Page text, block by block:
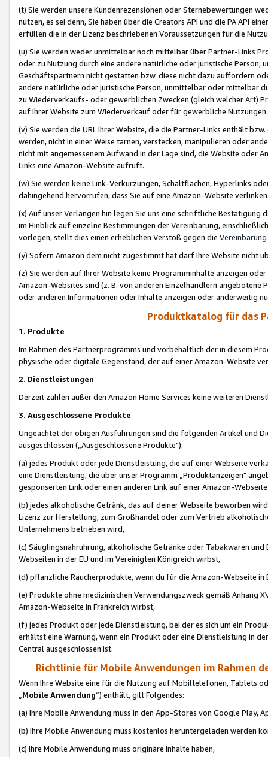
(t) Sie werden unsere Kundenrezensionen oder Sternebewertungen
nutzen, es sei denn, Sie haben über die Creators API und die PA API
erfüllen die in der Lizenz beschriebenen Voraussetzungen für die
(u) Sie werden weder unmittelbar noch mittelbar über Partner-Links
oder zu Nutzung durch eine andere natürliche oder juristische
Geschäftspartnern nicht gestatten bzw. diese nicht dazu auffordern
andere natürliche oder juristische Person, unmittelbar oder mittelbar
zu Wiederverkaufs- oder gewerblichen Zwecken (gleich welcher Art)
auf Ihrer Website zum Wiederverkauf oder für gewerbliche
(v) Sie werden die URL Ihrer Website, die die Partner-Links enthält
werden, nicht in einer Weise tarnen, verstecken, manipulieren oder
nicht mit angemessenem Aufwand in der Lage sind, die Website oder
Links eine Amazon-Website aufruft.
(w) Sie werden keine Link-Verkürzungen, Schaltflächen, Hyperlinks
dahingehend hervorrufen, dass Sie auf eine Amazon-Website
(x) Auf unser Verlangen hin legen Sie uns eine schriftliche
im Hinblick auf einzelne Bestimmungen der Vereinbarung,
vorlegen, stellt dies einen erheblichen Verstoß gegen die Vereinbarung
(y) Sofern Amazon dem nicht zugestimmt hat darf Ihre Website nicht
(z) Sie werden auf Ihrer Website keine Programminhalte anzeigen
Amazon-Websites sind (z. B. von anderen Einzelhändlern
oder anderen Informationen oder Inhalte anzeigen oder anderweitig
Produktkatalog für das
1. Produkte
Im Rahmen des Partnerprogramms und vorbehaltlich der in diesem
physische oder digitale Gegenstand, der auf einer Amazon-Website
2. Dienstleistungen
Derzeit zählen außer den Amazon Home Services keine weiteren
3. Ausgeschlossene Produkte
Ungeachtet der obigen Ausführungen sind die folgenden Artikel und
ausgeschlossen („Ausgeschlossene Produkte"):
(a) jedes Produkt oder jede Dienstleistung, die auf einer Webseite
eine Dienstleistung, die über unser Programm „Produktanzeigen"
gesponserten Link oder einen anderen Link auf einer Amazon-
(b) jedes alkoholische Getränk, das auf deiner Webseite beworben
Lizenz zur Herstellung, zum Großhandel oder zum Vertrieb
Unternehmens betrieben wird,
(c) Säuglingsnahruhrung, alkoholische Getränke oder Tabakwaren
Webseiten in der EU und im Vereinigten Königreich wirbst,
(d) pflanzliche Raucherprodukte, wenn du für die Amazon-Webseite in
(e) Produkte ohne medizinischen Verwendungszweck gemäß Anhang
Amazon-Webseite in Frankreich wirbst,
(f) jedes Produkt oder jede Dienstleistung, bei der es sich um ein
erhältst eine Warnung, wenn ein Produkt oder eine Dienstleistung in
Central ausgeschlossen ist.
Richtlinie für Mobile Anwendungen im Rahmen
Wenn Ihre Website eine für die Nutzung auf Mobiltelefonen, Tablets
„Mobile Anwendung“) enthält, gilt Folgendes:
(a) Ihre Mobile Anwendung muss in den App-Stores von Google Play,
(b) Ihre Mobile Anwendung muss kostenlos heruntergeladen werden
(c) Ihre Mobile Anwendung muss originäre Inhalte haben,